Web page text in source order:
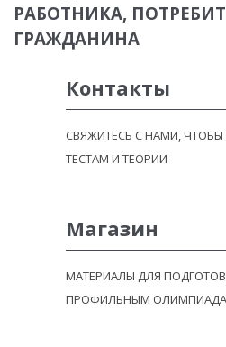
РАБОТНИКА,
ГРАЖДАНИНА
Контакты
СВЯЖИТЕСЬ С НАМИ,
ТЕСТАМ И ТЕОРИИ
Магазин
МАТЕРИАЛЫ ДЛЯ
ПРОФИЛЬНЫМ